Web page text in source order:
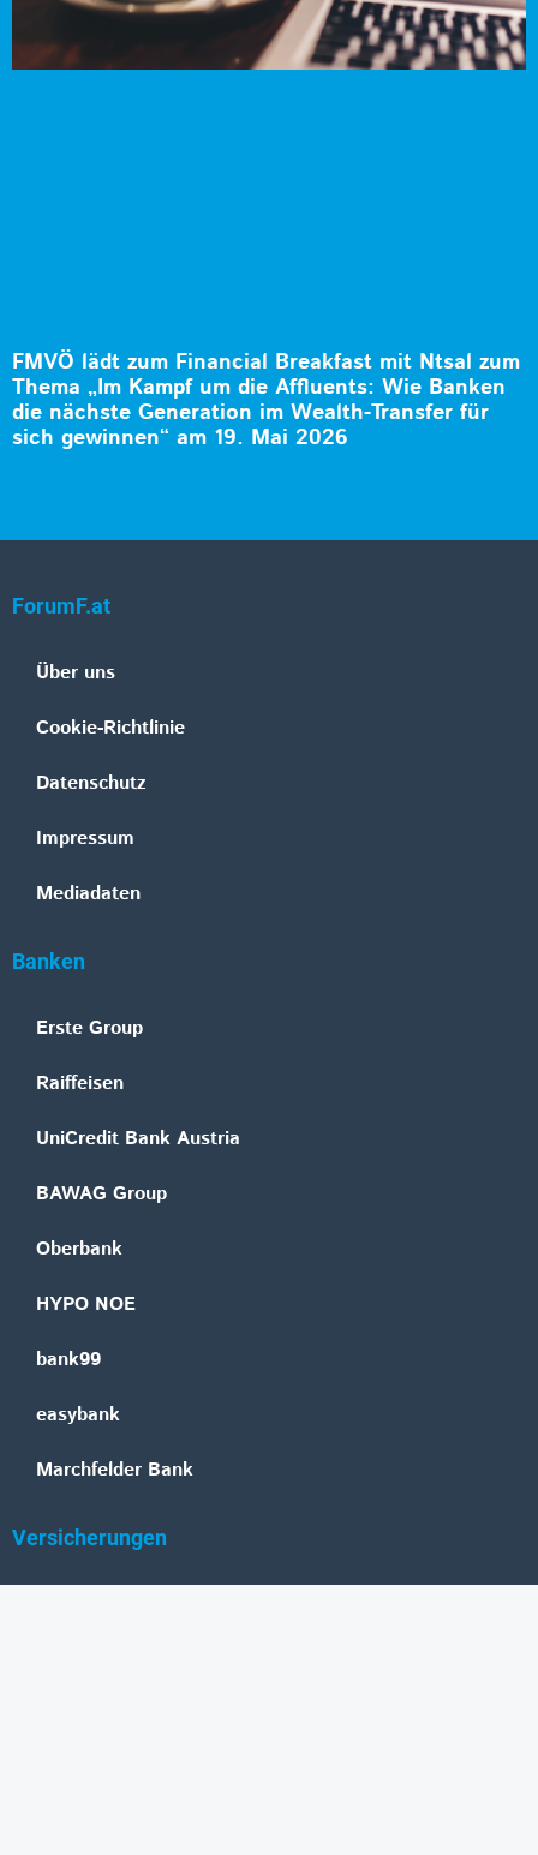
FMVÖ lädt zum Financial Breakfast mit Ntsal zum
Thema „Im Kampf um die Affluents: Wie Banken
die nächste Generation im Wealth-Transfer für
sich gewinnen“ am 19. Mai 2026
ForumF.at
Über uns
Cookie-Richtlinie
Datenschutz
Impressum
Mediadaten
Banken
Erste Group
Raiffeisen
UniCredit Bank Austria
BAWAG Group
Oberbank
HYPO NOE
bank99
easybank
Marchfelder Bank
Versicherungen